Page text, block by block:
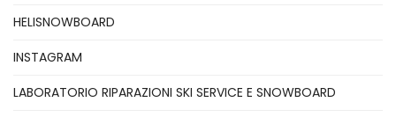
HELISNOWBOARD
INSTAGRAM
LABORATORIO RIPARAZIONI SKI SERVICE E SNOWBOARD